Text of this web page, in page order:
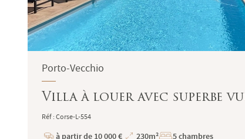
Porto-Vecchio
Villa à louer avec superbe
Réf : Corse-L-554
à partir de 10 000 € 230m² 5 chambres